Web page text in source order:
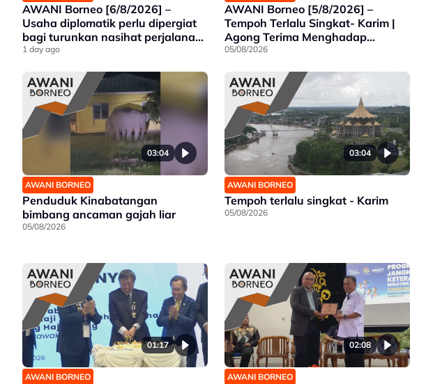
AWANI Borneo [6/8/2026] –
Usaha diplomatik perlu dipergiat
bagi turunkan nasihat perjalanan
ke ESSZONE – Hajiji | Politeknik
keperluan industri Sabah |
Jawatankuasa khas ditubuh
perkasa usaha beli produk
tempatan
1 day ago
AWANI Borneo [5/8/2026] –
Tempoh Terlalu Singkat- Karim |
Agong Terima Menghadap
Premier Sarawak | Ancaman
05/08/2026
03:04
AWANI BORNEO
Penduduk Kinabatangan
bimbang ancaman gajah liar
05/08/2026
03:04
AWANI BORNEO
Tempoh terlalu singkat - Karim
05/08/2026
01:17
AWANI BORNEO
02:08
AWANI BORNEO